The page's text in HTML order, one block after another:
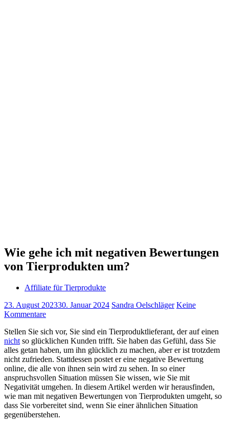
Wie gehe ich mit negativen Bewertungen
von Tierprodukten um?
Affiliate für Tierprodukte
23. August 202330. Januar 2024 Sandra Oelschläger Keine
Kommentare
Stellen Sie sich vor, Sie sind ein Tierproduktlieferant, der auf einen
nichtso glücklichen Kunden trifft. Sie haben das Gefühl, dass Sie
alles getan haben, um ihn glücklich zu machen, aber er ist trotzdem
nicht zufrieden. Stattdessen postet er eine negative Bewertung
online, die alle von ihnen sein wird zu sehen. In so einer
anspruchsvollen Situation müssen Sie wissen, wie Sie mit
Negativität umgehen. In diesem Artikel werden wir herausfinden,
wie man mit negativen Bewertungen von Tierprodukten umgeht, so
dass Sie vorbereitet sind, wenn Sie einer ähnlichen Situation
gegenüberstehen.